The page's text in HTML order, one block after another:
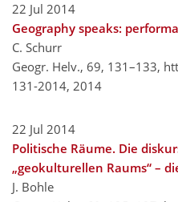
22 Jul 2014
Geography speaks:
C. Schurr
Geogr. Helv., 69, 131–133,
131-2014, 2014
22 Jul 2014
Politische Räume. Die
„geokulturellen Raums“ –
J. Bohle